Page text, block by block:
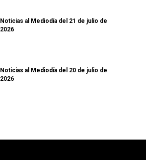
Noticias al Mediodía del 21 de julio de
2026
Noticias al Mediodía del 20 de julio de
2026